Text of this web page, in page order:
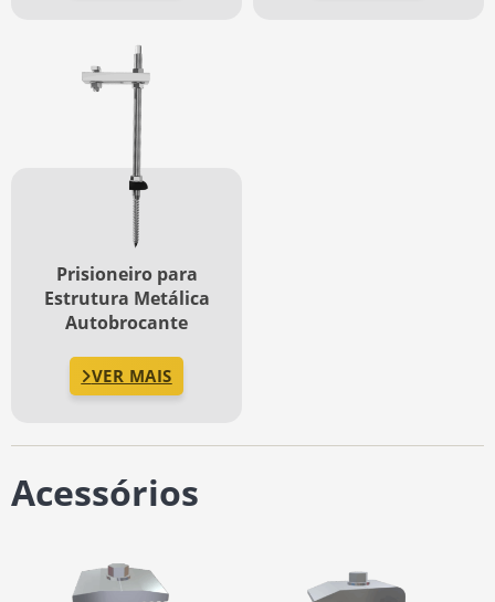
Prisioneiro para
Estrutura Metálica
Autobrocante
VER MAIS
Acessórios